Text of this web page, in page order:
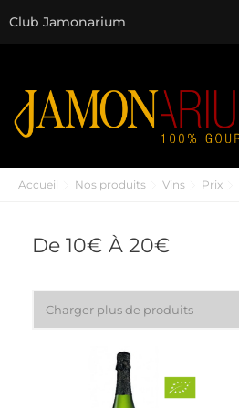
Club Jamonarium
Accueil Nos produits Vins Prix
De 10€ À 20€
Charger plus de produits